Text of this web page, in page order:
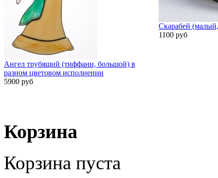
Ангел трубящий (тиффани, большой) в
разном цветовом исполнении
5900 руб
Скарабей
1100 руб
Корзина
Корзина пуста